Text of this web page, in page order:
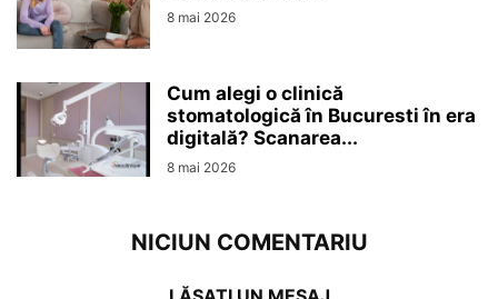
8 mai 2026
Cum alegi o clinică
stomatologică în Bucuresti în era
digitală? Scanarea...
8 mai 2026
NICIUN COMENTARIU